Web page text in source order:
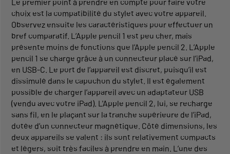
Le premier point à prendre en compte pour faire votre
choix est la compatibilité du stylet avec votre appareil.
Observez ensuite les caractéristiques pour effectuer un
bref comparatif. L’Apple pencil 1 est peu cher, mais
présente moins de fonctions que l’Apple pencil 2. L’Apple
pencil 1 se charge grâce à un connecteur placé sur l’iPad,
en USB-C. Le port de l’appareil est discret, puisqu’il est
dissimulé dans le capuchon du stylet. Il est également
possible de charger l’appareil avec un adaptateur USB
(vendu avec votre iPad). L'Apple pencil 2, lui, se recharge
sans fil, en le plaçant sur la tranche supérieure de l’iPad,
dotée d’un connecteur magnétique. Côté dimensions, les
deux appareils se valent : ils sont relativement compacts
et légers, soit très faciles à prendre en main. L’une des